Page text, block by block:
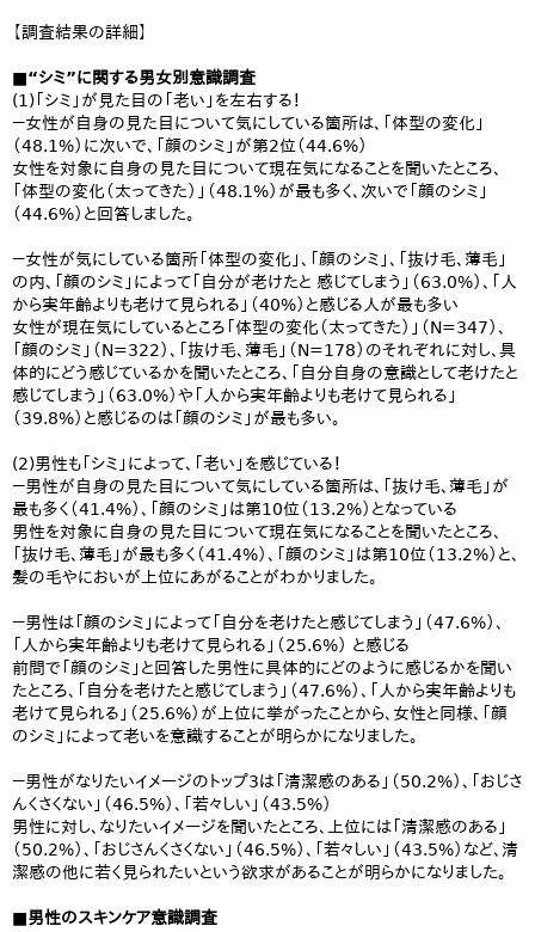
【調査結果の詳細】
■“シミ”に関する男女別意識調査
(1)「シミ」が見た目の「老い」を左右する！
－女性が自身の見た目について気にしている箇所は、「体型の変化」
（48.1%）に次いで、「顔のシミ」が第2位（44.6%）
女性を対象に自身の見た目について現在気になることを聞いたところ、
「体型の変化（太ってきた）」（48.1%）が最も多く、次いで「顔のシミ」
（44.6%）と回答しました。
－女性が気にしている箇所「体型の変化」、「顔のシミ」、「抜け毛、薄毛」
の内、「顔のシミ」によって「自分が老けたと 感じてしまう」（63.0%）、「人
から実年齢よりも老けて見られる」（40%）と感じる人が最も多い
女性が現在気にしているところ「体型の変化（太ってきた）」（N=347）、
「顔のシミ」（N=322）、「抜け毛、薄毛」（N=178）のそれぞれに対し、具
体的にどう感じているかを聞いたところ、「自分自身の意識として老けたと
感じてしまう」（63.0%）や「人から実年齢よりも老けて見られる」
（39.8%）と感じるのは「顔のシミ」が最も多い。
(2)男性も「シミ」によって、「老い」を感じている！
－男性が自身の見た目について気にしている箇所は、「抜け毛、薄毛」が
最も多く（41.4%）、「顔のシミ」は第10位（13.2%）となっている
男性を対象に自身の見た目について現在気になることを聞いたところ、
「抜け毛、薄毛」が最も多く（41.4%）、「顔のシミ」は第10位（13.2%）と、
髪の毛やにおいが上位にあがることがわかりました。
－男性は「顔のシミ」によって「自分を老けたと感じてしまう」（47.6%）、
「人から実年齢よりも老けて見られる」（25.6%） と感じる
前問で「顔のシミ」と回答した男性に具体的にどのように感じるかを聞い
たところ、「自分を老けたと感じてしまう」（47.6%）、「人から実年齢よりも
老けて見られる」（25.6%）が上位に挙がったことから、女性と同様、「顔
のシミ」によって老いを意識することが明らかになりました。
－男性がなりたいイメージのトップ3は「清潔感のある」（50.2%）、「おじさ
んくさくない」（46.5%）、「若々しい」（43.5%）
男性に対し、なりたいイメージを聞いたところ、上位には「清潔感のある」
（50.2%）、「おじさんくさくない」（46.5%）、「若々しい」（43.5%）など、清
潔感の他に若く見られたいという欲求があることが明らかになりました。
■男性のスキンケア意識調査